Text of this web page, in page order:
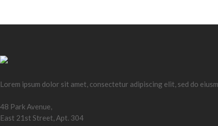
Lorem ipsum dolor sit amet, consectetur adipiscing elit, sed do
48 Park Avenue,
East 21st Street, Apt. 304